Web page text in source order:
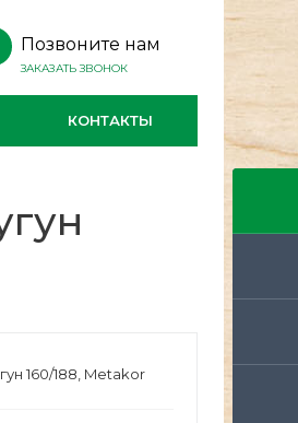
Позвоните нам
ЗАКАЗАТЬ ЗВОНОК
КОНТАКТЫ
160/188, Metakor